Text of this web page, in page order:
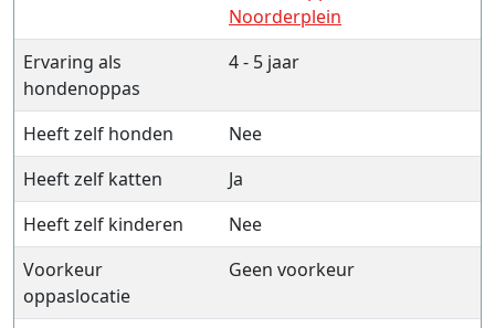
Noorderplein
Ervaring als
hondenoppas
4 - 5 jaar
Heeft zelf honden
Nee
Heeft zelf katten
Ja
Heeft zelf kinderen
Nee
Voorkeur
oppaslocatie
Geen voorkeur